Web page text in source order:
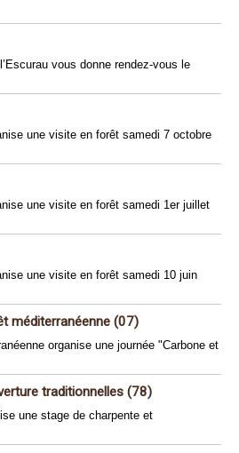
vous donne rendez-vous le
une visite en forêt samedi 7 octobre
une visite en forêt samedi 1er juillet
une visite en forêt samedi 10 juin
méditerranéenne (07)
organise une journée "Carbone et
traditionnelles (78)
une stage de charpente et